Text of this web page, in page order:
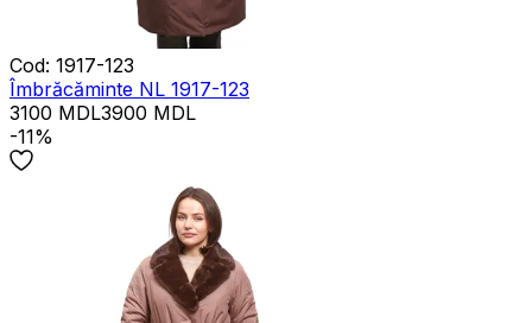
Cod: 1917-123
Îmbrăcăminte NL 1917-123
3100 MDL3900 MDL
-11%